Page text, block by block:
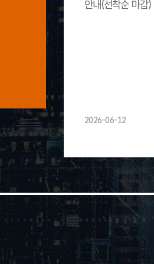
안내(선착순 마감)
2026-06-12